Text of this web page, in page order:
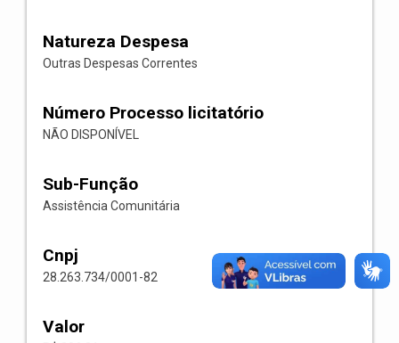
Natureza Despesa
Outras Despesas Correntes
Número Processo licitatório
NÃO DISPONÍVEL
Sub-Função
Assistência Comunitária
Cnpj
28.263.734/0001-82
Valor